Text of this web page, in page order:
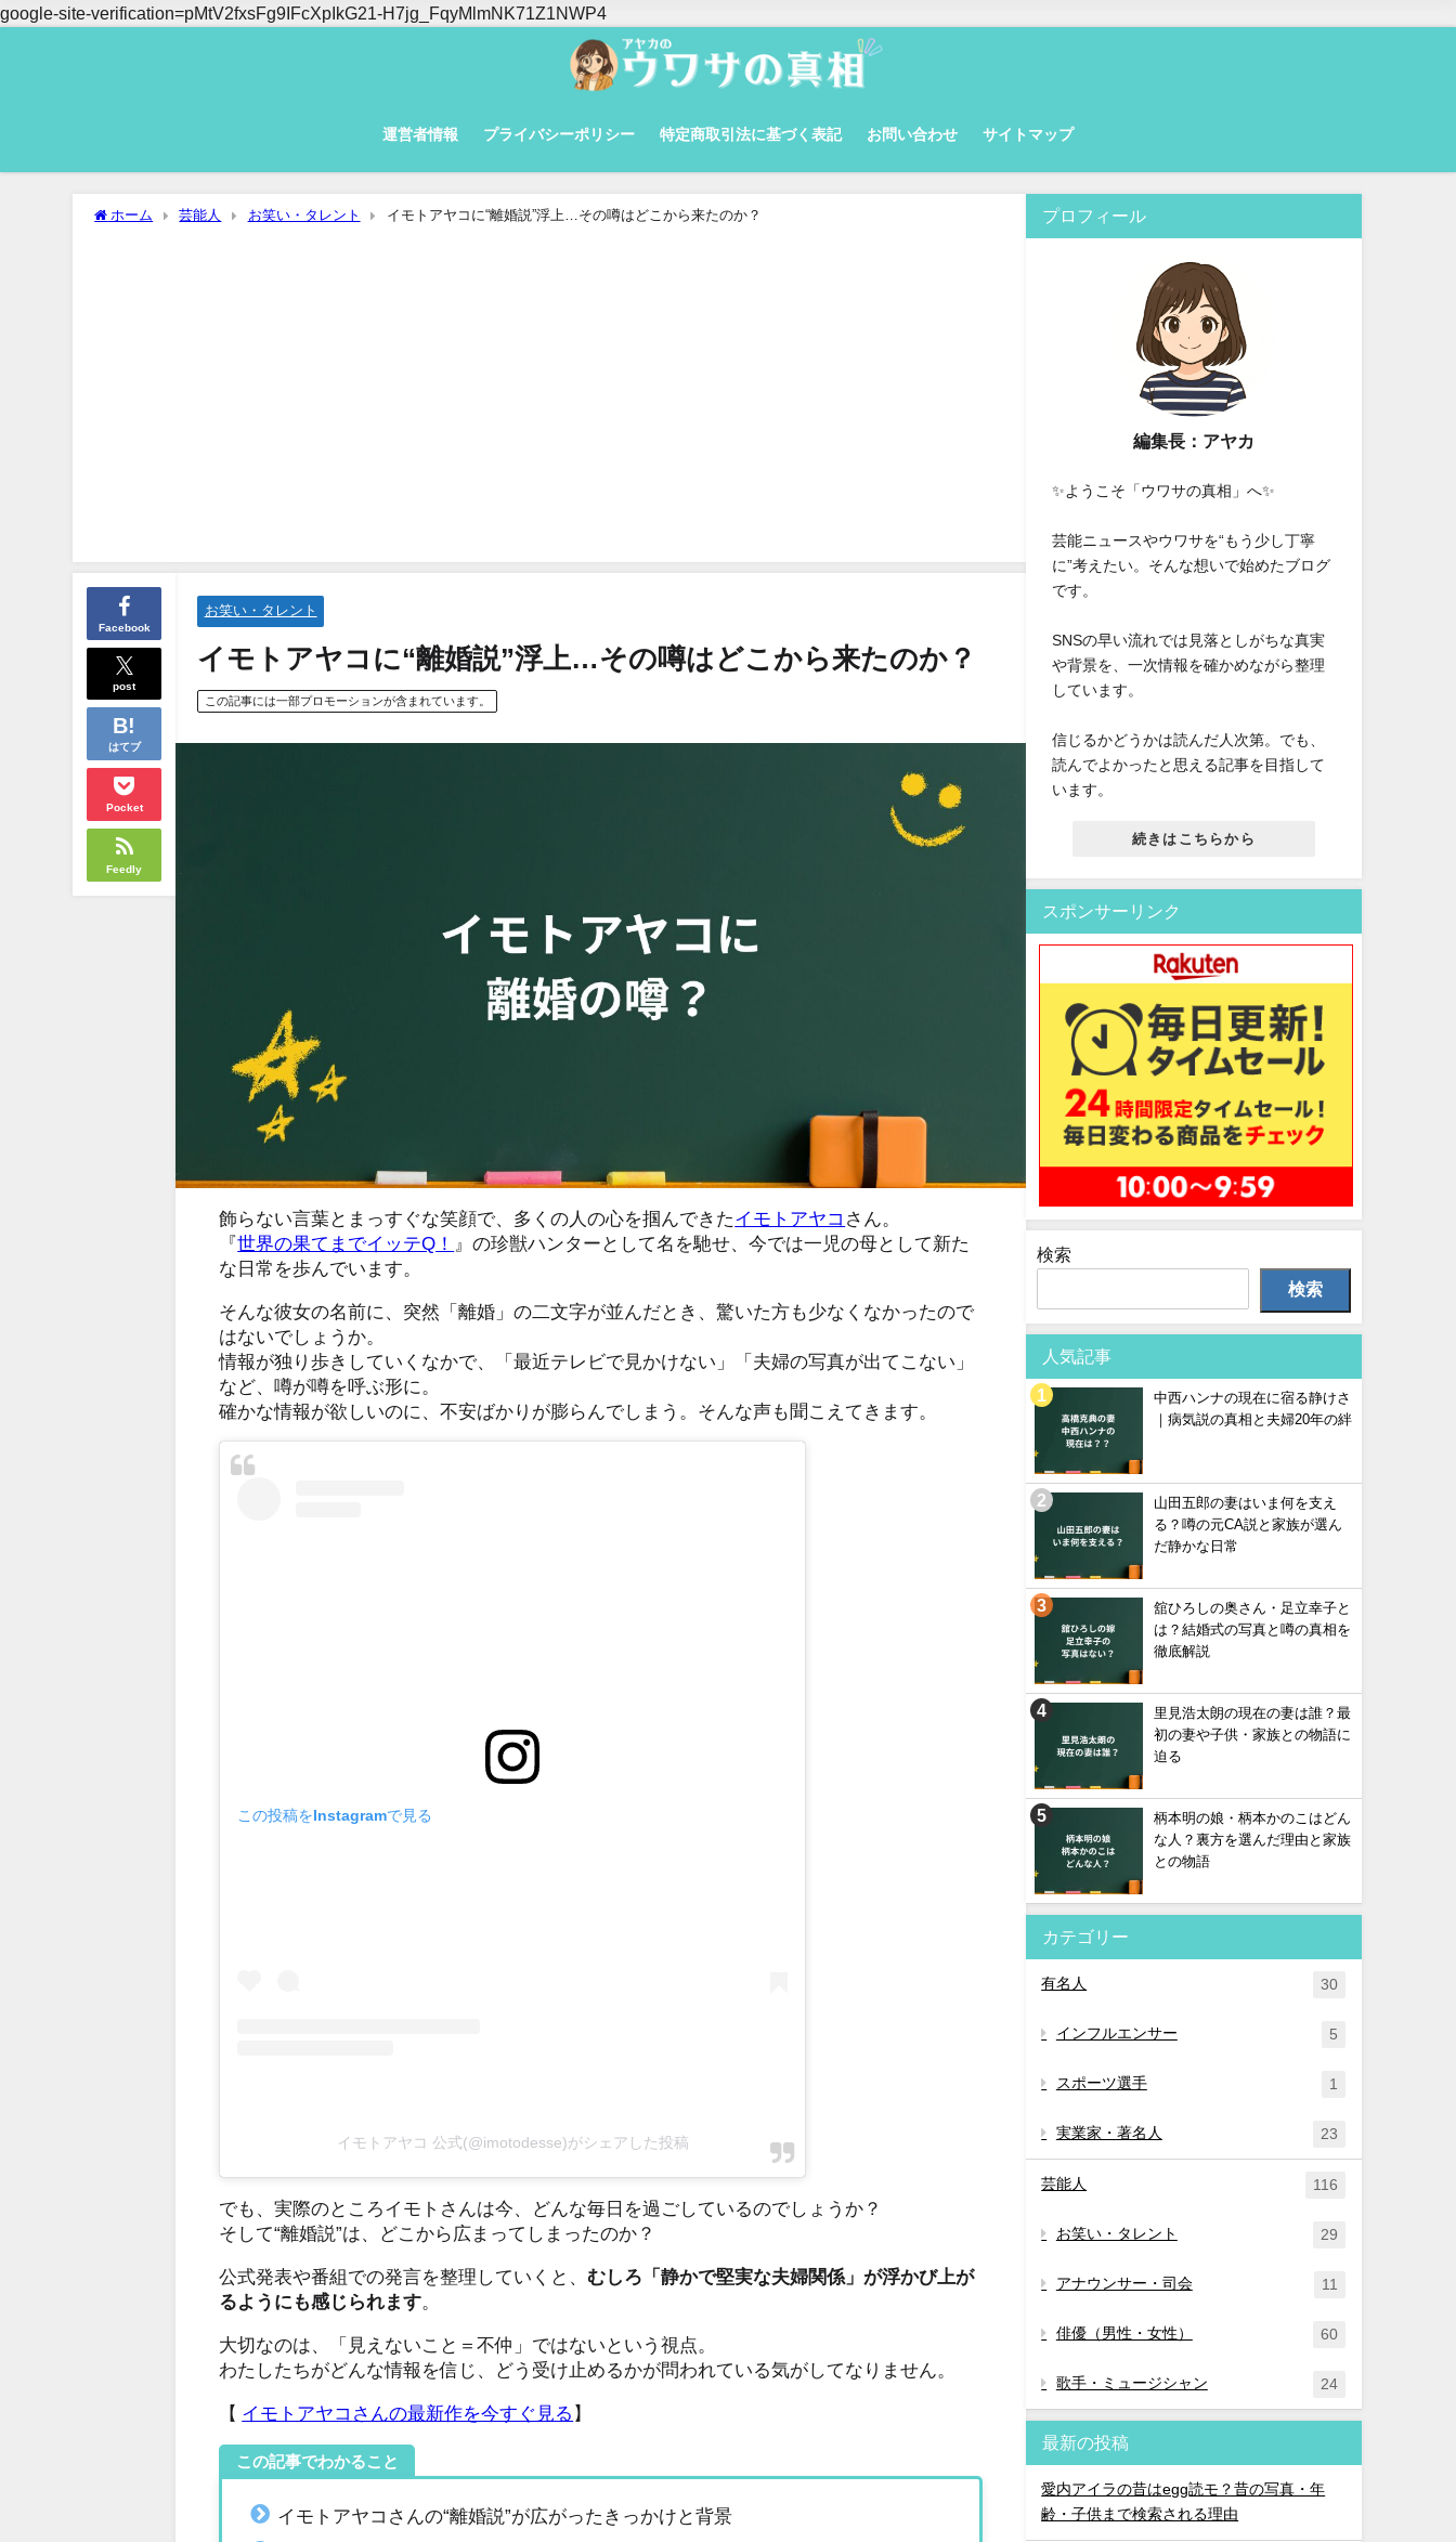
google-site-verification=pMtV2fxsFg9IFcXpIkG21-H7jg_FqyMlmNK71Z1NWP4
運営者情報 プライバシーポリシー 特定商取引法に基づく表記 お問い合わせ サイトマップ
ホーム 芸能人 お笑い・タレント イモトアヤコに“離婚説”浮上…その噂はどこから来たのか？
Facebook
post
はてブ
Pocket
Feedly
お笑い・タレント
イモトアヤコに“離婚説”浮上…その噂はどこから来たのか？
この記事には一部プロモーションが含まれています。
飾らない言葉とまっすぐな笑顔で、多くの人の心を掴んできたイモトアヤコ さん。
『世界の果てまでイッテQ！
』の珍獣ハンターとして名を馳せ、今では一児の母として新た
な日常を歩んでいます。
そんな彼女の名前に、突然「離婚」の二文字が並んだとき、驚いた方も少なくなかったので
はないでしょうか。
情報が独り歩きしていくなかで、「最近テレビで見かけない」「夫婦の写真が出てこない」
など、噂が噂を呼ぶ形に。
確かな情報が欲しいのに、不安ばかりが膨らんでしまう。そんな声も聞こえてきます。
この投稿をInstagramで見る
イモトアヤコ 公式(@imotodesse)がシェアした投稿
でも、実際のところイモトさんは今、どんな毎日を過ごしているのでしょうか？
そして“離婚説”は、どこから広まってしまったのか？
公式発表や番組での発言を整理していくと、 むしろ「静かで堅実な夫婦関係」が浮かび上が
るようにも感じられます
大切なのは、「見えないこと＝不仲」ではないという視点。
わたしたちがどんな情報を信じ、どう受け止めるかが問われている気がしてなりません。
【 イモトアヤコ さんの最新作を今すぐ見る 】
この記事でわかること
イモトアヤコさんの“離婚説”が広がったきっかけと背景
プロフィール
編集長：アヤカ
✨ようこそ「ウワサの真相」へ✨
芸能ニュースやウワサを“もう少し丁寧
に”考えたい。そんな想いで始めたブログ
です。
SNSの早い流れでは見落としがちな真実
や背景を、一次情報を確かめながら整理
しています。
信じるかどうかは読んだ人次第。でも、
読んでよかったと思える記事を目指して
います。
続きはこちらから
スポンサーリンク
検索
検索
人気記事
中西ハンナの現在に宿る静けさ
｜病気説の真相と夫婦20年の絆
山田五郎の妻はいま何を支え
る？噂の元CA説と家族が選ん
だ静かな日常
舘ひろしの奥さん・足立幸子と
は？結婚式の写真と噂の真相を
徹底解説
里見浩太朗の現在の妻は誰？最
初の妻や子供・家族との物語に
迫る
柄本明の娘・柄本かのこはどん
な人？裏方を選んだ理由と家族
との物語
カテゴリー
有名人 30
インフルエンサー 5
スポーツ選手 1
実業家・著名人 23
芸能人 116
お笑い・タレント 29
アナウンサー・司会 11
俳優（男性・女性） 60
歌手・ミュージシャン 24
最新の投稿
愛内アイラの昔はegg読モ？昔の写真・年
齢・子供まで検索される理由